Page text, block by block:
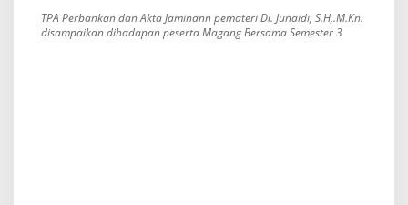
TPA Perbankan dan Akta Jaminann pemateri Di. Junaidi, S.H,.M.Kn.
disampaikan dihadapan peserta Magang Bersama Semester 3